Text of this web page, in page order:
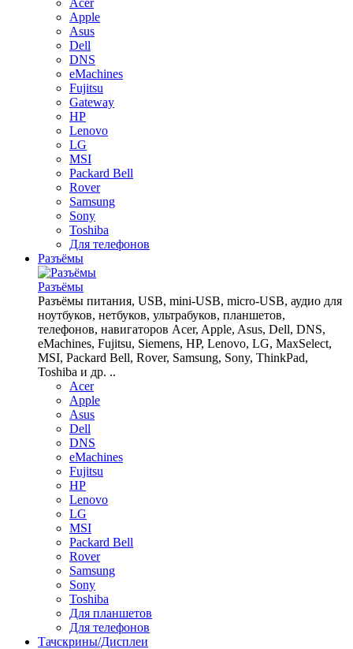
Acer
Apple
Asus
Dell
DNS
eMachines
Fujitsu
Gateway
HP
Lenovo
LG
MSI
Packard Bell
Rover
Samsung
Sony
Toshiba
Для телефонов
Разъёмы
Разъёмы
Разъёмы питания, USB, mini-USB, micro-USB, аудио для
ноутбуков, нетбуков, ультрабуков, планшетов,
телефонов, навигаторов Acer, Apple, Asus, Dell, DNS,
eMachines, Fujitsu, Siemens, HP, Lenovo, LG, MaxSelect,
MSI, Packard Bell, Rover, Samsung, Sony, ThinkPad,
Toshiba и др. ..
Acer
Apple
Asus
Dell
DNS
eMachines
Fujitsu
HP
Lenovo
LG
MSI
Packard Bell
Rover
Samsung
Sony
Toshiba
Для планшетов
Для телефонов
Тачскрины/Дисплеи